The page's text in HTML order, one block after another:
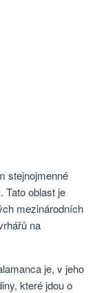
stejnojmenné
Tato oblast je
mezinárodních
na
je, v jeho
které jdou o